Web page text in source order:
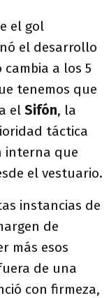
el gol
el desarrollo
a los 5
tenemos que
el Sifón, la
táctica
interna que
el vestuario.
instancias de
de
más esos
de una
con firmeza,